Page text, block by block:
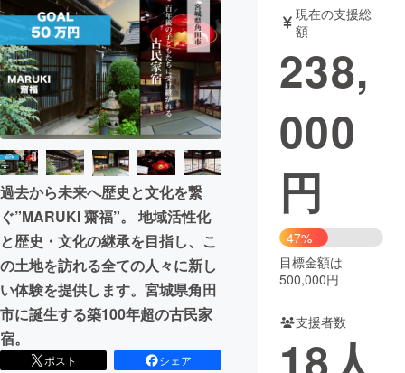
アート・写真 音楽
テクノロジー・ガジェット ゲーム・サ
映像・映画
ビジネス・起業
まちづくり・地域活性化
CAMPFIRE for Social Good
CAMPFIRE Creation
CAMPFIREふるさと納税machi-ya コミュニティ
過去から未来へ歴史と文化を繋
ぐ”MARUKI 齋福”。 地域活性化
と歴史・文化の継承を目指し、こ
の土地を訪れる全ての人々に新し
い体験を提供します。宮城県角田
市に誕生する築100年超の古民家
宿。
ポスト
シェア
現在の支援総
額
238,
000
円
47%
目標金額は
500,000円
支援者数